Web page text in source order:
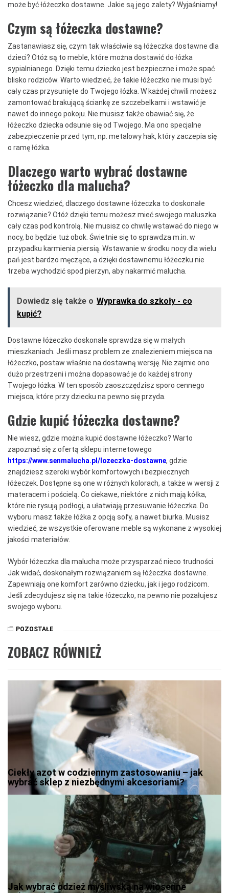
może być łóżeczko dostawne. Jakie są jego zalety? Wyjaśniamy!
Czym są łóżeczka dostawne?
Zastanawiasz się, czym tak właściwie są łóżeczka dostawne dla
dzieci? Otóż są to meble, które można dostawić do łóżka
sypialnianego. Dzięki temu dziecko jest bezpieczne i może spać
blisko rodziców. Warto wiedzieć, że takie łóżeczko nie musi być
cały czas przysunięte do Twojego łóżka. W każdej chwili możesz
zamontować brakującą ściankę ze szczebelkami i wstawić je
nawet do innego pokoju. Nie musisz także obawiać się, że
łóżeczko dziecka odsunie się od Twojego. Ma ono specjalne
zabezpieczenie przed tym, np. metalowy hak, który zaczepia się
o ramę łóżka.
Dlaczego warto wybrać dostawne
łóżeczko dla malucha?
Chcesz wiedzieć, dlaczego dostawne łóżeczka to doskonałe
rozwiązanie? Otóż dzięki temu możesz mieć swojego maluszka
cały czas pod kontrolą. Nie musisz co chwilę wstawać do niego w
nocy, bo będzie tuż obok. Świetnie się to sprawdza m.in. w
przypadku karmienia piersią. Wstawanie w środku nocy dla wielu
pań jest bardzo męczące, a dzięki dostawnemu łóżeczku nie
trzeba wychodzić spod pierzyn, aby nakarmić malucha.
Dowiedz się także o Wyprawka do szkoły - co
kupić?
Dostawne łóżeczko doskonale sprawdza się w małych
mieszkaniach. Jeśli masz problem ze znalezieniem miejsca na
łóżeczko, postaw właśnie na dostawną wersję. Nie zajmie ono
dużo przestrzeni i można dopasować je do każdej strony
Twojego łóżka. W ten sposób zaoszczędzisz sporo cennego
miejsca, które przy dziecku na pewno się przyda.
Gdzie kupić łóżeczka dostawne?
Nie wiesz, gdzie można kupić dostawne łóżeczko? Warto
zapoznać się z ofertą sklepu internetowego
https://www.senmalucha.pl/lozeczka-dostawne, gdzie
znajdziesz szeroki wybór komfortowych i bezpiecznych
łóżeczek. Dostępne są one w różnych kolorach, a także w wersji z
materacem i pościelą. Co ciekawe, niektóre z nich mają kółka,
które nie rysują podłogi, a ułatwiają przesuwanie łóżeczka. Do
wyboru masz także łóżka z opcją sofy, a nawet biurka. Musisz
wiedzieć, że wszystkie oferowane meble są wykonane z wysokiej
jakości materiałów.
Wybór łóżeczka dla malucha może przysparzać nieco trudności.
Jak widać, doskonałym rozwiązaniem są łóżeczka dostawne.
Zapewniają one komfort zarówno dziecku, jak i jego rodzicom.
Jeśli zdecydujesz się na takie łóżeczko, na pewno nie pożałujesz
swojego wyboru.
POZOSTAŁE
ZOBACZ RÓWNIEŻ
Ciekły azot w codziennym zastosowaniu – jak
wybrać sklep z niezbędnymi akcesoriami?
Jak wybrać odzież myśliwską na wiosenne